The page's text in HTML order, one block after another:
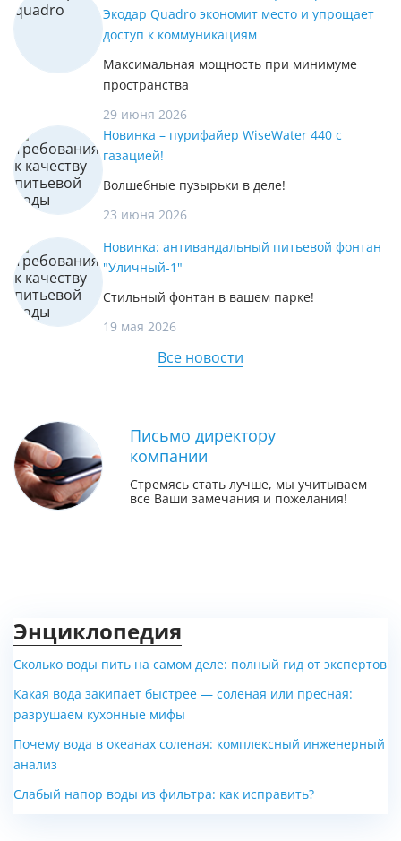
Экодар Quadro экономит место и упрощает
доступ к коммуникациям
Максимальная мощность при минимуме
пространства
29 июня 2026
Новинка – пурифайер WiseWater 440 с
газацией!
Волшебные пузырьки в деле!
23 июня 2026
Новинка: антивандальный питьевой фонтан
"Уличный-1"
Стильный фонтан в вашем парке!
19 мая 2026
Все новости
Письмо директору
компании
Стремясь стать лучше, мы учитываем
все Ваши замечания и пожелания!
Энциклопедия
Сколько воды пить на самом деле: полный гид от экспертов
Какая вода закипает быстрее — соленая или пресная:
разрушаем кухонные мифы
Почему вода в океанах соленая: комплексный инженерный
анализ
Слабый напор воды из фильтра: как исправить?